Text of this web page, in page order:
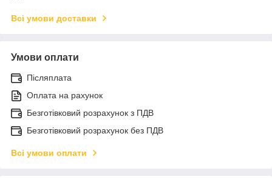
Всі умови доставки
Умови оплати
Післяплата
Оплата на рахунок
Безготівковий розрахунок з ПДВ
Безготівковий розрахунок без ПДВ
Всі умови оплати